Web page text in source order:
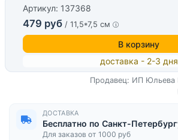
Артикул: 137368
479 руб / 11,5*7,5 см
В корзину
доставка - 2-3 дня
Продавец: ИП Юльева
ДОСТАВКА
Бесплатно по Санкт-
Для заказов от 1000 руб